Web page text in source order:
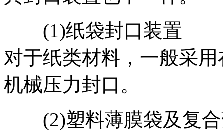
(1)纸袋封口装置
对于纸类材料，一般采
机械压力封口。
(2)塑料薄膜袋及复合